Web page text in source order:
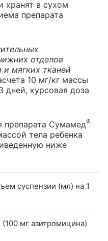
хранят в сухом
препарата
отделов
мягких тканей
10 мг/кг массы
дней, курсовая доза
препарата Сумамед®
тела ребенка
ниже
суспензии (мл) на 1
мг азитромицина)